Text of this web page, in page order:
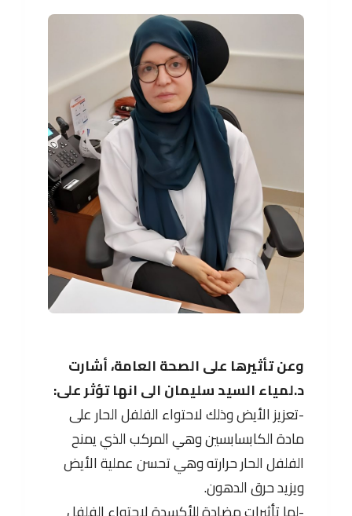
وعن تأثيرها على الصحة العامة، أشارت
د.لمياء السيد سليمان الى انها تؤثر على:
-تعزيز الأيض وذلك لاحتواء الفلفل الحار على
مادة الكابسابسين وهي المركب الذي يمنح
الفلفل الحار حرارته وهي تحسن عملية الأيض
ويزيد حرق الدهون.